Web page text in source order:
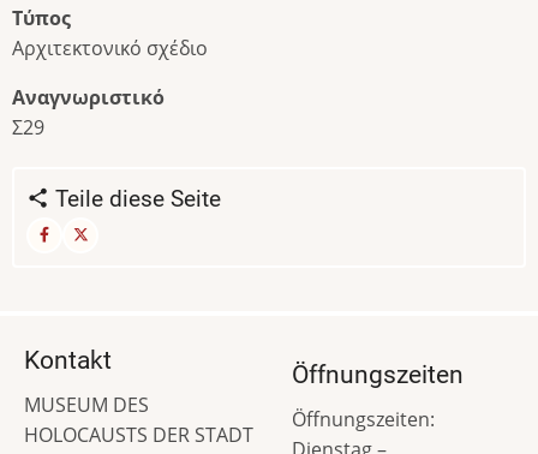
Τύπος
Αρχιτεκτονικό σχέδιο
Αναγνωριστικό
Σ29
Teile diese Seite
Kontakt
MUSEUM DES
HOLOCAUSTS DER STADT
Öffnungszeiten
Öffnungszeiten:
Dienstag –